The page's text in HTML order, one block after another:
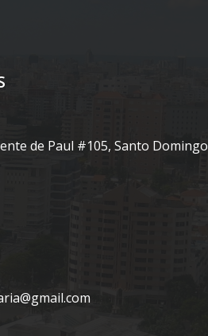
de Paul #105, Santo Domingo